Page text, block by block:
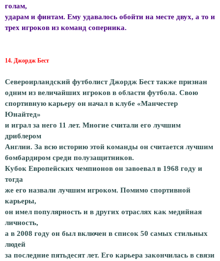
голам,
ударам и финтам. Ему удавалось обойти на месте двух, а то и
трех игроков из команд соперника.
14. Джордж Бест
Североирландский футболист Джордж Бест также признан
одним из величайших игроков в области футбола. Свою
спортивную карьеру он начал в клубе «Манчестер
Юнайтед»
и играл за него 11 лет. Многие считали его лучшим
дриблером
Англии. За всю историю этой команды он считается лучшим
бомбардиром среди полузащитников.
Кубок Европейских чемпионов он завоевал в 1968 году и
тогда
же его назвали лучшим игроком. Помимо спортивной
карьеры,
он имел популярность и в других отраслях как медийная
личность,
а в 2008 году он был включен в список 50 самых стильных
людей
за последние пятьдесят лет. Его карьера закончилась в связи